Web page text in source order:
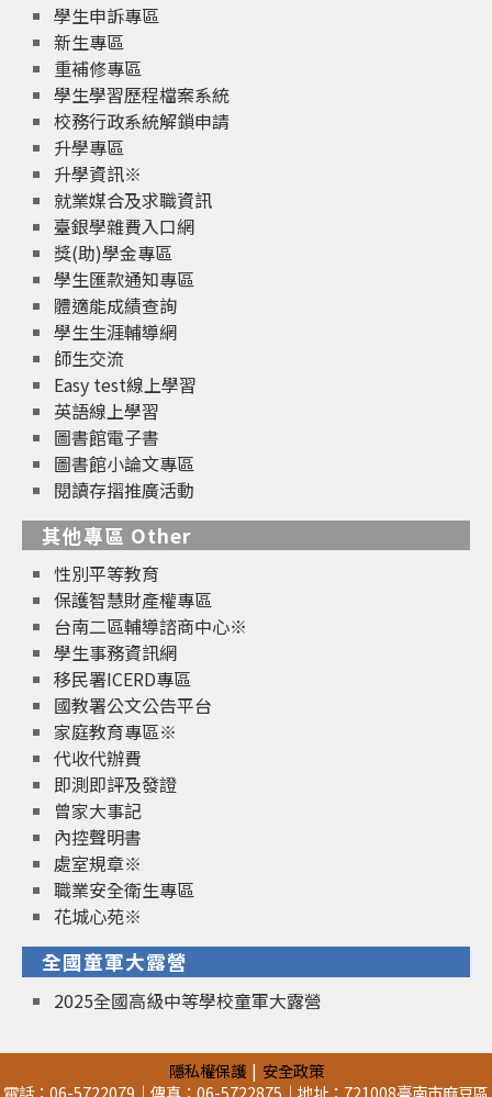
學生申訴專區
新生專區
重補修專區
學生學習歷程檔案系統
校務行政系統解鎖申請
升學專區
升學資訊※
就業媒合及求職資訊
臺銀學雜費入口網
獎(助)學金專區
學生匯款通知專區
體適能成績查詢
學生生涯輔導網
師生交流
Easy test線上學習
英語線上學習
圖書館電子書
圖書館小論文專區
閱讀存摺推廣活動
其他專區 Other
性別平等教育
保護智慧財產權專區
台南二區輔導諮商中心※
學生事務資訊網
移民署ICERD專區
國教署公文公告平台
家庭教育專區※
代收代辦費
即測即評及發證
曾家大事記
內控聲明書
處室規章※
職業安全衛生專區
花城心苑※
全國童軍大露營
2025全國高級中等學校童軍大露營
隱私權保護
安全政策
電話：06-5722079｜傳真：06-5722875｜地址：721008臺南市麻豆區